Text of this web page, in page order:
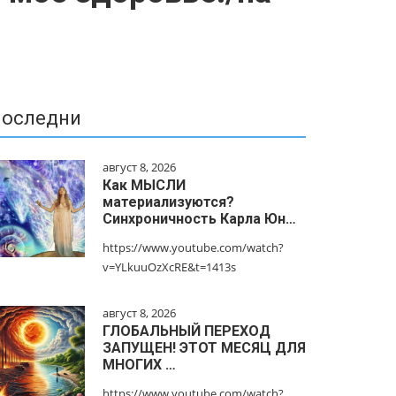
август 8, 2026
Как МЫСЛИ
материализуются?
Синхроничность Карла Юн…
https://www.youtube.com/watch?
v=YLkuuOzXcRE&t=1413s
август 8, 2026
ГЛОБАЛЬНЫЙ ПЕРЕХОД
ЗАПУЩЕН! ЭТОТ МЕСЯЦ ДЛЯ
МНОГИХ …